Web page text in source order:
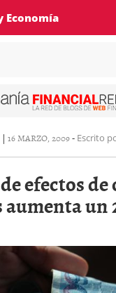
Economía
| 16 MARZO, 2009- Escrito
efectos
un